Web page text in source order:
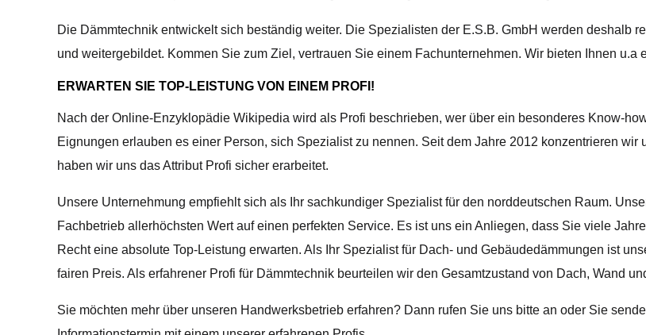
Die Dämmtechnik entwickelt sich beständig weiter. Die Spezialisten der E.S.B. GmbH werden deshalb
und weitergebildet. Kommen Sie zum Ziel, vertrauen Sie einem Fachunternehmen. Wir bieten Ihnen
ERWARTEN SIE TOP-LEISTUNG VON EINEM PROFI!
Nach der Online-Enzyklopädie Wikipedia wird als Profi beschrieben, wer über ein besonderes Know-
Eignungen erlauben es einer Person, sich Spezialist zu nennen. Seit dem Jahre 2012 konzentrieren
haben wir uns das Attribut Profi sicher erarbeitet.
Unsere Unternehmung empfiehlt sich als Ihr sachkundiger Spezialist für den norddeutschen Raum.
Fachbetrieb allerhöchsten Wert auf einen perfekten Service. Es ist uns ein Anliegen, dass Sie viele
Recht eine absolute Top-Leistung erwarten. Als Ihr Spezialist für Dach- und Gebäudedämmungen ist
fairen Preis. Als erfahrener Profi für Dämmtechnik beurteilen wir den Gesamtzustand von Dach, Wand
Sie möchten mehr über unseren Handwerksbetrieb erfahren? Dann rufen Sie uns bitte an oder Sie